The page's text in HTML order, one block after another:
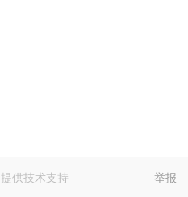
提供技术支持 举报